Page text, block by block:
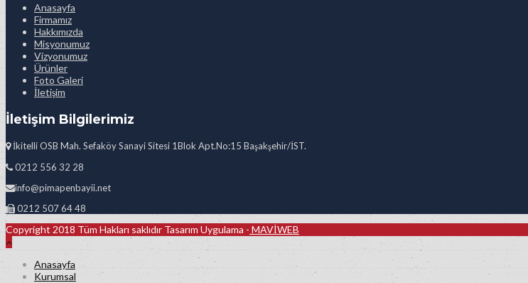
Anasayfa
Firmamız
Hakkımızda
Misyonumuz
Vizyonumuz
Ürünler
Foto Galeri
İletişim
İletişim Bilgilerimiz
İkitelli OSB Mah. Sefaköy Sanayi Sitesi 1Blok Apt.No:15 Başakşehir/İST.
0212 556 32 28
info@pimapenbayii.net
0212 507 64 48
Copyright 2018 Tüm Hakları saklıdır Tasarım Uygulama - MAVİWEB
Anasayfa
Kurumsal